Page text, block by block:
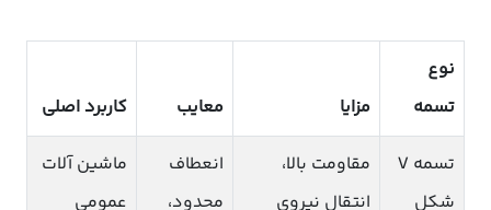
نوع
تسمه
مزایا معایب کاربرد اصلی
تسمه V
شکل
مقاومت بالا،
انتقال نیروی
انعطاف
محدود،
ماشین آلات
عمومی